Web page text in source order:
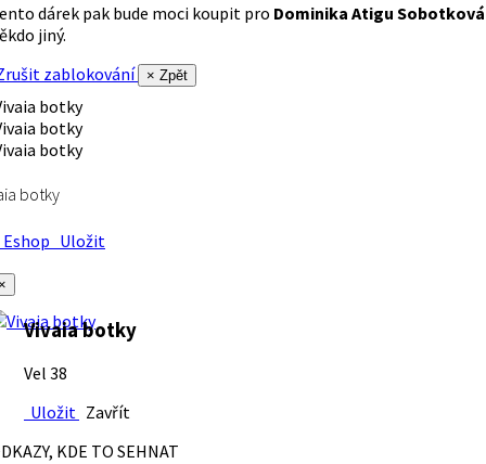
dárek pak bude moci koupit pro Dominika Atigu Sobotková
jiný.
zablokování
× Zpět
botky
Uložit
Vivaia botky
Vel 38
Uložit Zavřít
KDE TO SEHNAT